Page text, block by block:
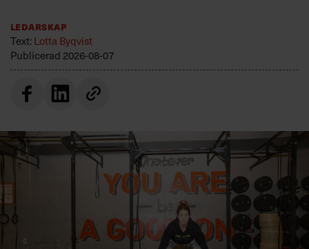
Ledarskap
Text:Lotta Byqvist
Publicerad 2026-08-07